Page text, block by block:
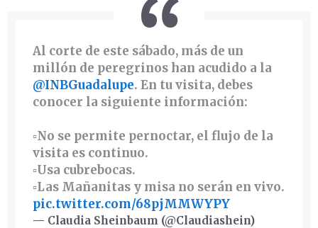
Al corte de este sábado, más de un
millón de peregrinos han acudido a la
@INBGuadalupe. En tu visita, debes
conocer la siguiente información:
▫️No se permite pernoctar, el flujo de la
visita es continuo.
▫️Usa cubrebocas.
▫️Las Mañanitas y misa no serán en vivo.
pic.twitter.com/68pjMMWYPY
— Claudia Sheinbaum (@Claudiashein)